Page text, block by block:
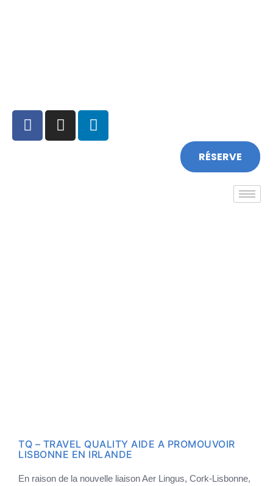
RÉSERVE
TQ – TRAVEL QUALITY AIDE A PROMOUVOIR
LISBONNE EN IRLANDE
En raison de la nouvelle liaison Aer Lingus, Cork-Lisbonne,